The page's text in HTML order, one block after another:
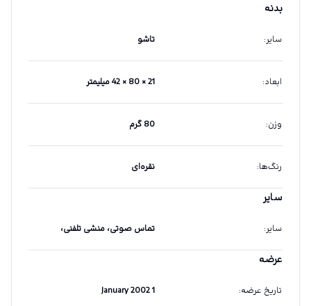
بدنه
سایر: تاشو
ابعاد: 21 × 80 × 42 میلیمتر
وزن: 80 گرم
رنگ‌ها: نقره‌ای
سایر
سایر: تماس صوتی، منشی تلفنی،
عرضه
تاریخ عرضه:
1 January 2002